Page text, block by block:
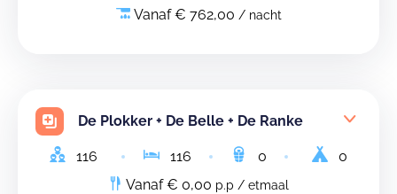
Vanaf € 762,00 / nacht
De Plokker + De Belle + De Ranke
116 116 0
0
Vanaf € 0,00 p.p / etmaal